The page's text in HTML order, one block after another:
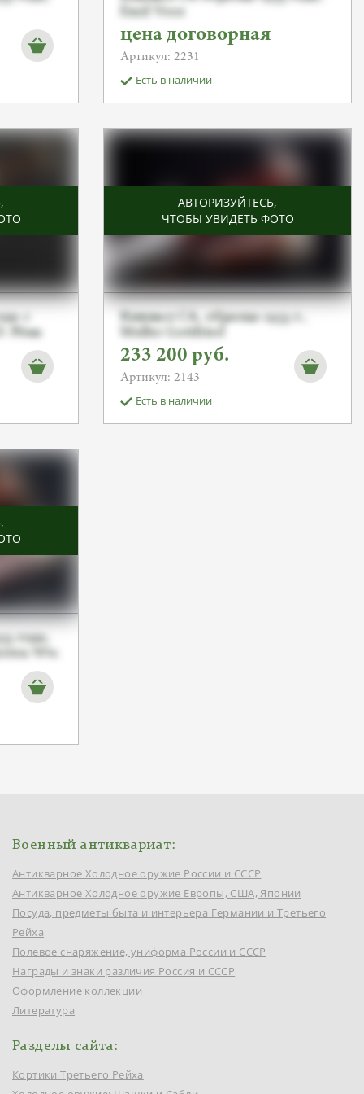
Emil Voos
цена договорная
Артикул: 2231
Есть в наличии
,
с
Рёма
АВТОРИЗУЙТЕСЬ,
ЧТОБЫ УВИДЕТЬ ФОТО
Кинжал СА, образца 1933 г.,
Muller Gottfried
233 200 руб.
Артикул: 2143
Есть в наличии
,
года,
Ww.
Военный антиквариат:
Антикварное Холодное оружие России и СССР
Антикварное Холодное оружие Европы, США, Японии
Посуда, предметы быта и интерьера Германии и Третьего
Рейха
Полевое снаряжение, униформа России и СССР
Награды и знаки различия Россия и СССР
Оформление коллекции
Литература
Разделы сайта:
Кортики Третьего Рейха